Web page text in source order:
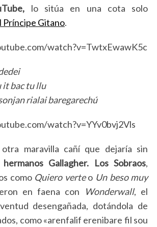
lo sitúa en una cota solo
Príncipe Gitano.
watch?v=TwtxEwawK5c
it bac tu llu
rialai baregarechú
watch?v=YYv0bvj2Vls
maravilla cañí que dejaría sin
Gallagher. Los Sobraos,
como Quiero verteo Un beso muy
en faena con Wonderwall, el
desengañada, dotándola de
como «arenfalif erenibare fil sou